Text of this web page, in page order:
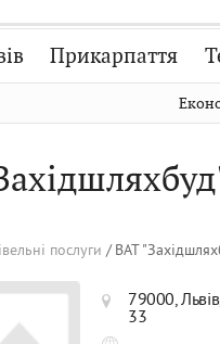
Прикарпаття
Чернівці
послуги ВАТ
79000,
33